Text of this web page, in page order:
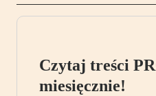
Czytaj treści
miesięcznie!